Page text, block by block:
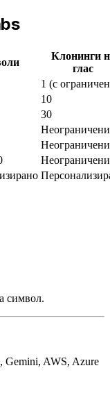
Клонинги
глас
1 (с
10
30
Неограничени
Неограничени
Неограничени
символ.
Gemini, AWS, Azure